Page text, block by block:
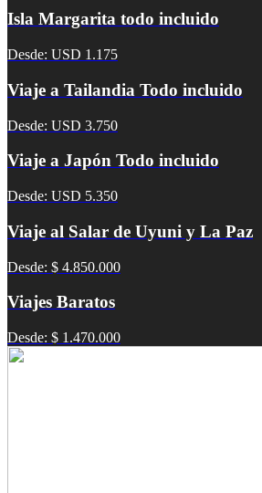
Isla Margarita todo incluido
Desde: USD 1.175
Viaje a Tailandia Todo incluido
Desde: USD 3.750
Viaje a Japón Todo incluido
Desde: USD 5.350
Viaje al Salar de Uyuni y La Paz
Desde: $ 4.850.000
Viajes Baratos
Desde: $ 1.470.000